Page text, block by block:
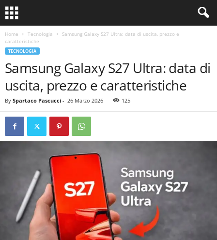
Home Tecnologia
Samsung Galaxy S27 Ultra: data di uscita, prezzo e
caratteristiche
TECNOLOGIA
Samsung Galaxy S27 Ultra: data di
uscita, prezzo e caratteristiche
By Spartaco Pascucci - 26 Marzo 2026 125